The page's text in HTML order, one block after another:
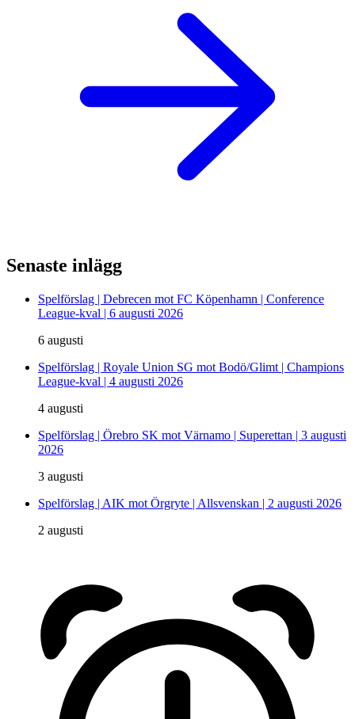
Senaste inlägg
Spelförslag | Debrecen mot FC Köpenhamn | Conference
League-kval | 6 augusti 2026
6 augusti
Spelförslag | Royale Union SG mot Bodö/Glimt | Champions
League-kval | 4 augusti 2026
4 augusti
Spelförslag | Örebro SK mot Värnamo | Superettan | 3 augusti
2026
3 augusti
Spelförslag | AIK mot Örgryte | Allsvenskan | 2 augusti 2026
2 augusti